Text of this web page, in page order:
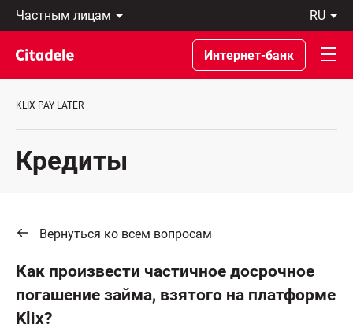
Частным
лицам
Предприятиям
Private
Banking
банке
ru
Latviski
По-
русски
In
Интернет-банк
KLIX PAY LATER
Кредиты
Вернуться ко всем вопросам
Как произвести частичное досрочное
погашение займа, взятого на платформе
Klix?